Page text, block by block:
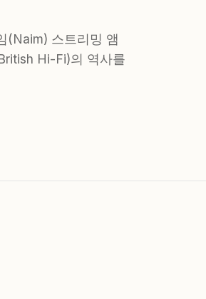
(Naim) 스트리밍 앰
Hi-Fi)의 역사를